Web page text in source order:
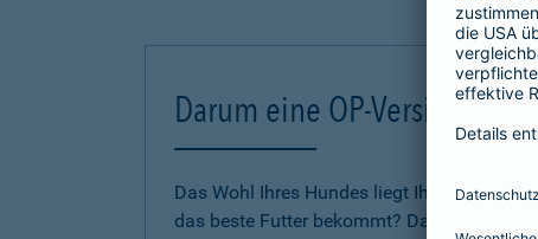
Darum eine OP-
Das Wohl Ihres Hundes liegt Ihnen am
das beste Futter bekommt? Dann sollten